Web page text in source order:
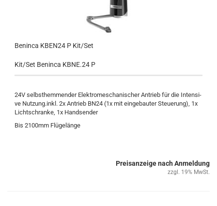
Ben­in­ca KBEN24 P Kit/Set
Kit/Set Ben­in­ca KBNE.24 P
24V selbst­hem­men­der Elek­tro­me­scha­ni­scher An­trieb für die In­ten­si­
ve Nut­zung.inkl. 2x An­trieb BN24 (1x mit ein­ge­bau­ter Steue­rung), 1x
Licht­schran­ke, 1x Hand­sen­der
Bis 2100mm Flü­ge­län­ge
Preisanzeige nach Anmeldung
zzgl. 19% MwSt.